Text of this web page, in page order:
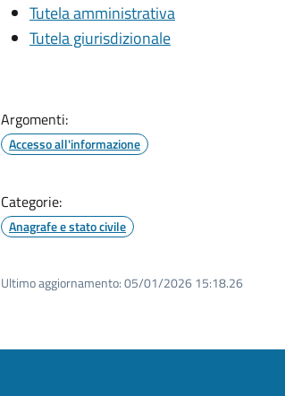
Tutela amministrativa
Tutela giurisdizionale
Argomenti:
Accesso all'informazione
Categorie:
Anagrafe e stato civile
Ultimo aggiornamento:05/01/2026 15:18.26